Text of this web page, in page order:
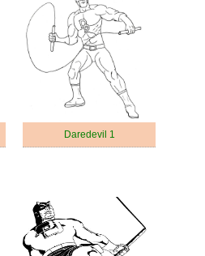
Daredevil 1